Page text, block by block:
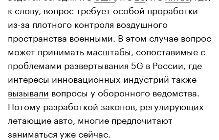
к слову, вопрос требует особой проработки
из-за плотного контроля воздушного
пространства военными. В этом случае вопрос
может принимать масштабы, сопоставимые с
проблемами развертывания 5G в России, где
интересы инновационных индустрий также
вызывали вопросы у оборонного ведомства.
Потому разработкой законов, регулирующих
летающие авто, многие предпочитают
заниматься уже сейчас.